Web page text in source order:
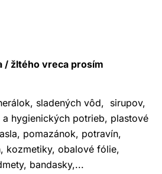
/ žltého vreca prosím
sladených vôd, sirupov,
hygienických potrieb, plastové
pomazánok, potravín,
kozmetiky, obalové fólie,
bandasky,...